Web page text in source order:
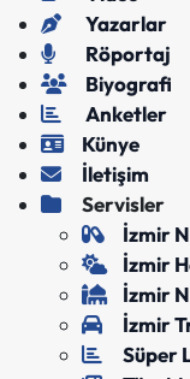
Yazarlar
Röportaj
Biyografi
Anketler
Künye
İletişim
Servisler
İzmir
İzmir
İzmir
İzmir
Süper